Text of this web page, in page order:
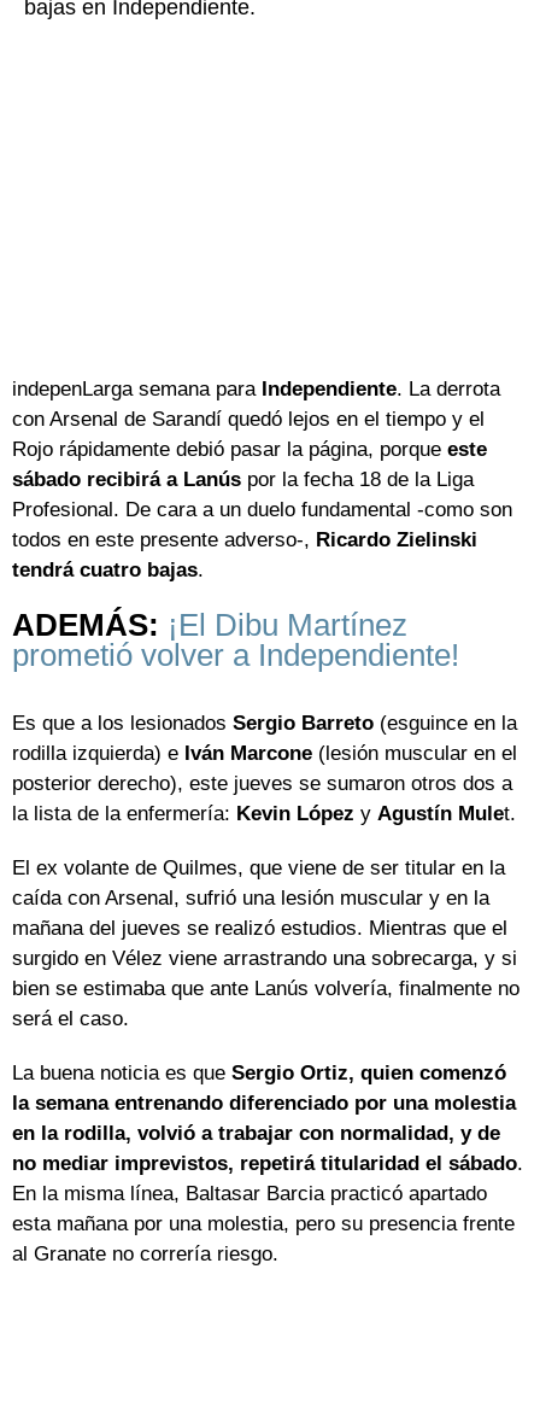
bajas en Independiente.
indepenLarga semana para Independiente. La derrota
con Arsenal de Sarandí quedó lejos en el tiempo y el
Rojo rápidamente debió pasar la página, porque este
sábado recibirá a Lanús por la fecha 18 de la Liga
Profesional. De cara a un duelo fundamental -como son
todos en este presente adverso-, Ricardo Zielinski
tendrá cuatro bajas.
ADEMÁS: ¡El Dibu Martínez
prometió volver a Independiente!
Es que a los lesionados Sergio Barreto (esguince en la
rodilla izquierda) e Iván Marcone (lesión muscular en el
posterior derecho), este jueves se sumaron otros dos a
la lista de la enfermería: Kevin López y Agustín Mulet.
El ex volante de Quilmes, que viene de ser titular en la
caída con Arsenal, sufrió una lesión muscular y en la
mañana del jueves se realizó estudios. Mientras que el
surgido en Vélez viene arrastrando una sobrecarga, y si
bien se estimaba que ante Lanús volvería, finalmente no
será el caso.
La buena noticia es que Sergio Ortiz, quien comenzó
la semana entrenando diferenciado por una molestia
en la rodilla, volvió a trabajar con normalidad, y de
no mediar imprevistos, repetirá titularidad el sábado.
En la misma línea, Baltasar Barcia practicó apartado
esta mañana por una molestia, pero su presencia frente
al Granate no correría riesgo.